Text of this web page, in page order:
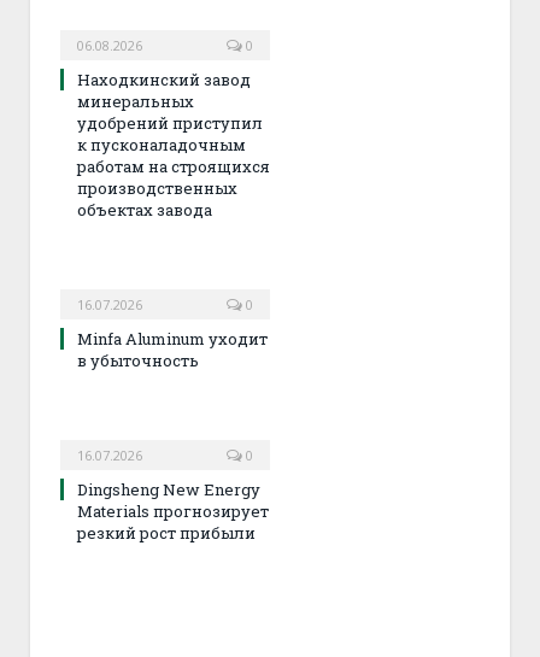
06.08.2026 0
Находкинский завод
минеральных
удобрений приступил
к пусконаладочным
работам на строящихся
производственных
объектах завода
16.07.2026 0
Minfa Aluminum уходит
в убыточность
16.07.2026 0
Dingsheng New Energy
Materials прогнозирует
резкий рост прибыли